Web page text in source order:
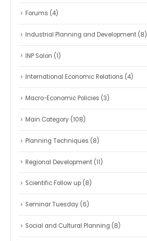
Forums (4)
Industrial Planning and Development(8)
INP Salon (1)
International Economic Relations (4)
Macro-Economic Policies (3)
Main Category(108)
Planning Techniques (8)
Regional Development(11)
Scientific Follow up(8)
Seminar Tuesday(6)
Social and Cultural Planning (8)